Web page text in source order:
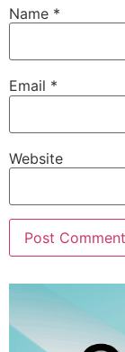
Name *
Email *
Website